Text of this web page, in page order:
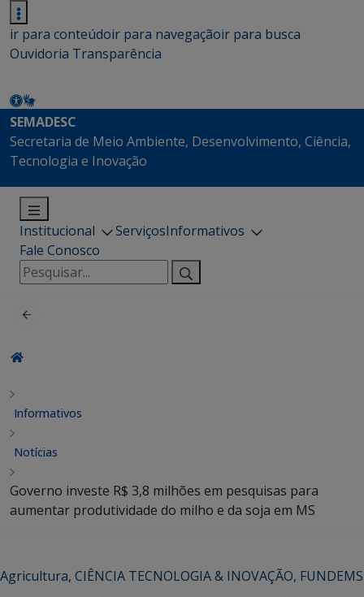
ir para conteúdoir para navegaçãoir para busca
Ouvidoria Transparência
SEMADESC
Secretaria de Meio Ambiente, Desenvolvimento, Ciência,
Tecnologia e Inovação
Institucional ServiçosInformativos
Fale Conosco
Pesquisar
por:
Informativos
Notícias
Governo investe R$ 3,8 milhões em pesquisas para
aumentar produtividade do milho e da soja em MS
Agricultura, CIÊNCIA TECNOLOGIA & INOVAÇÃO, FUNDEMS